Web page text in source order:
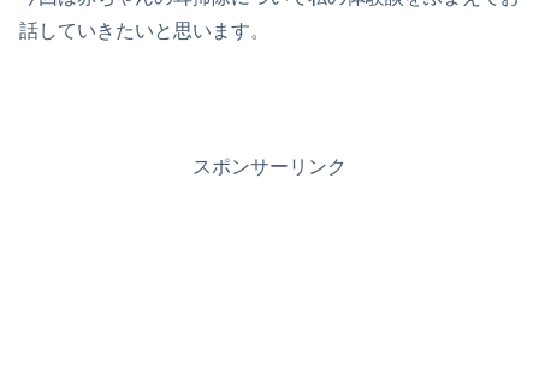
話していきたいと思います。
スポンサーリンク